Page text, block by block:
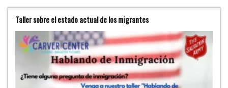
Taller sobre el estado actual de los migrantes